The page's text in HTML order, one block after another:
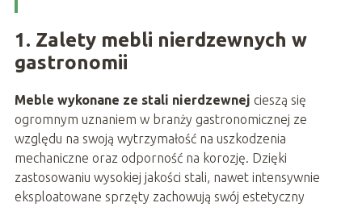
1. Zalety mebli nierdzewnych w
gastronomii
Meble wykonane ze stali nierdzewnej cieszą się
ogromnym uznaniem w branży gastronomicznej ze
względu na swoją wytrzymałość na uszkodzenia
mechaniczne oraz odporność na korozję. Dzięki
zastosowaniu wysokiej jakości stali, nawet intensywnie
eksploatowane sprzęty zachowują swój estetyczny